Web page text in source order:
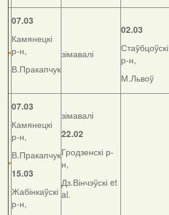
07.03
Камянецкі
р-н,
В.Пракапчук
зімавалі
02.03
Стаўбцоўскі
р-н,
М.Львоў
07.03
Камянецкі
р-н,
В.Пракапчук
15.03
Жабінкаўскі
р-н,
зімавалі
22.02
Гродзенскі р-
н,
Дз.Вінчэўскі et
al.